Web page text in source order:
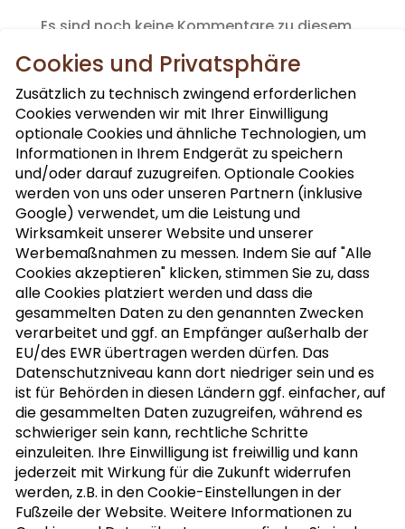
Es sind noch keine Kommentare zu diesem
NUSSLETTER ABONNIEREN
MEIN KOCHBUCH
Cookies und Privatsphäre
Zusätzlich zu technisch zwingend erforderlichen
Cookies verwenden wir mit Ihrer Einwilligung
optionale Cookies und ähnliche Technologien, um
Informationen in Ihrem Endgerät zu speichern
und/oder darauf zuzugreifen. Optionale Cookies
werden von uns oder unseren Partnern (inklusive
Google) verwendet, um die Leistung und
Wirksamkeit unserer Website und unserer
Werbemaßnahmen zu messen. Indem Sie auf "Alle
Cookies akzeptieren" klicken, stimmen Sie zu, dass
alle Cookies platziert werden und dass die
gesammelten Daten zu den genannten Zwecken
verarbeitet und ggf. an Empfänger außerhalb der
EU/des EWR übertragen werden dürfen. Das
Datenschutzniveau kann dort niedriger sein und es
ist für Behörden in diesen Ländern ggf. einfacher, auf
die gesammelten Daten zuzugreifen, während es
schwieriger sein kann, rechtliche Schritte
einzuleiten. Ihre Einwilligung ist freiwillig und kann
jederzeit mit Wirkung für die Zukunft widerrufen
werden, z.B. in den Cookie-Einstellungen in der
Fußzeile der Website. Weitere Informationen zu